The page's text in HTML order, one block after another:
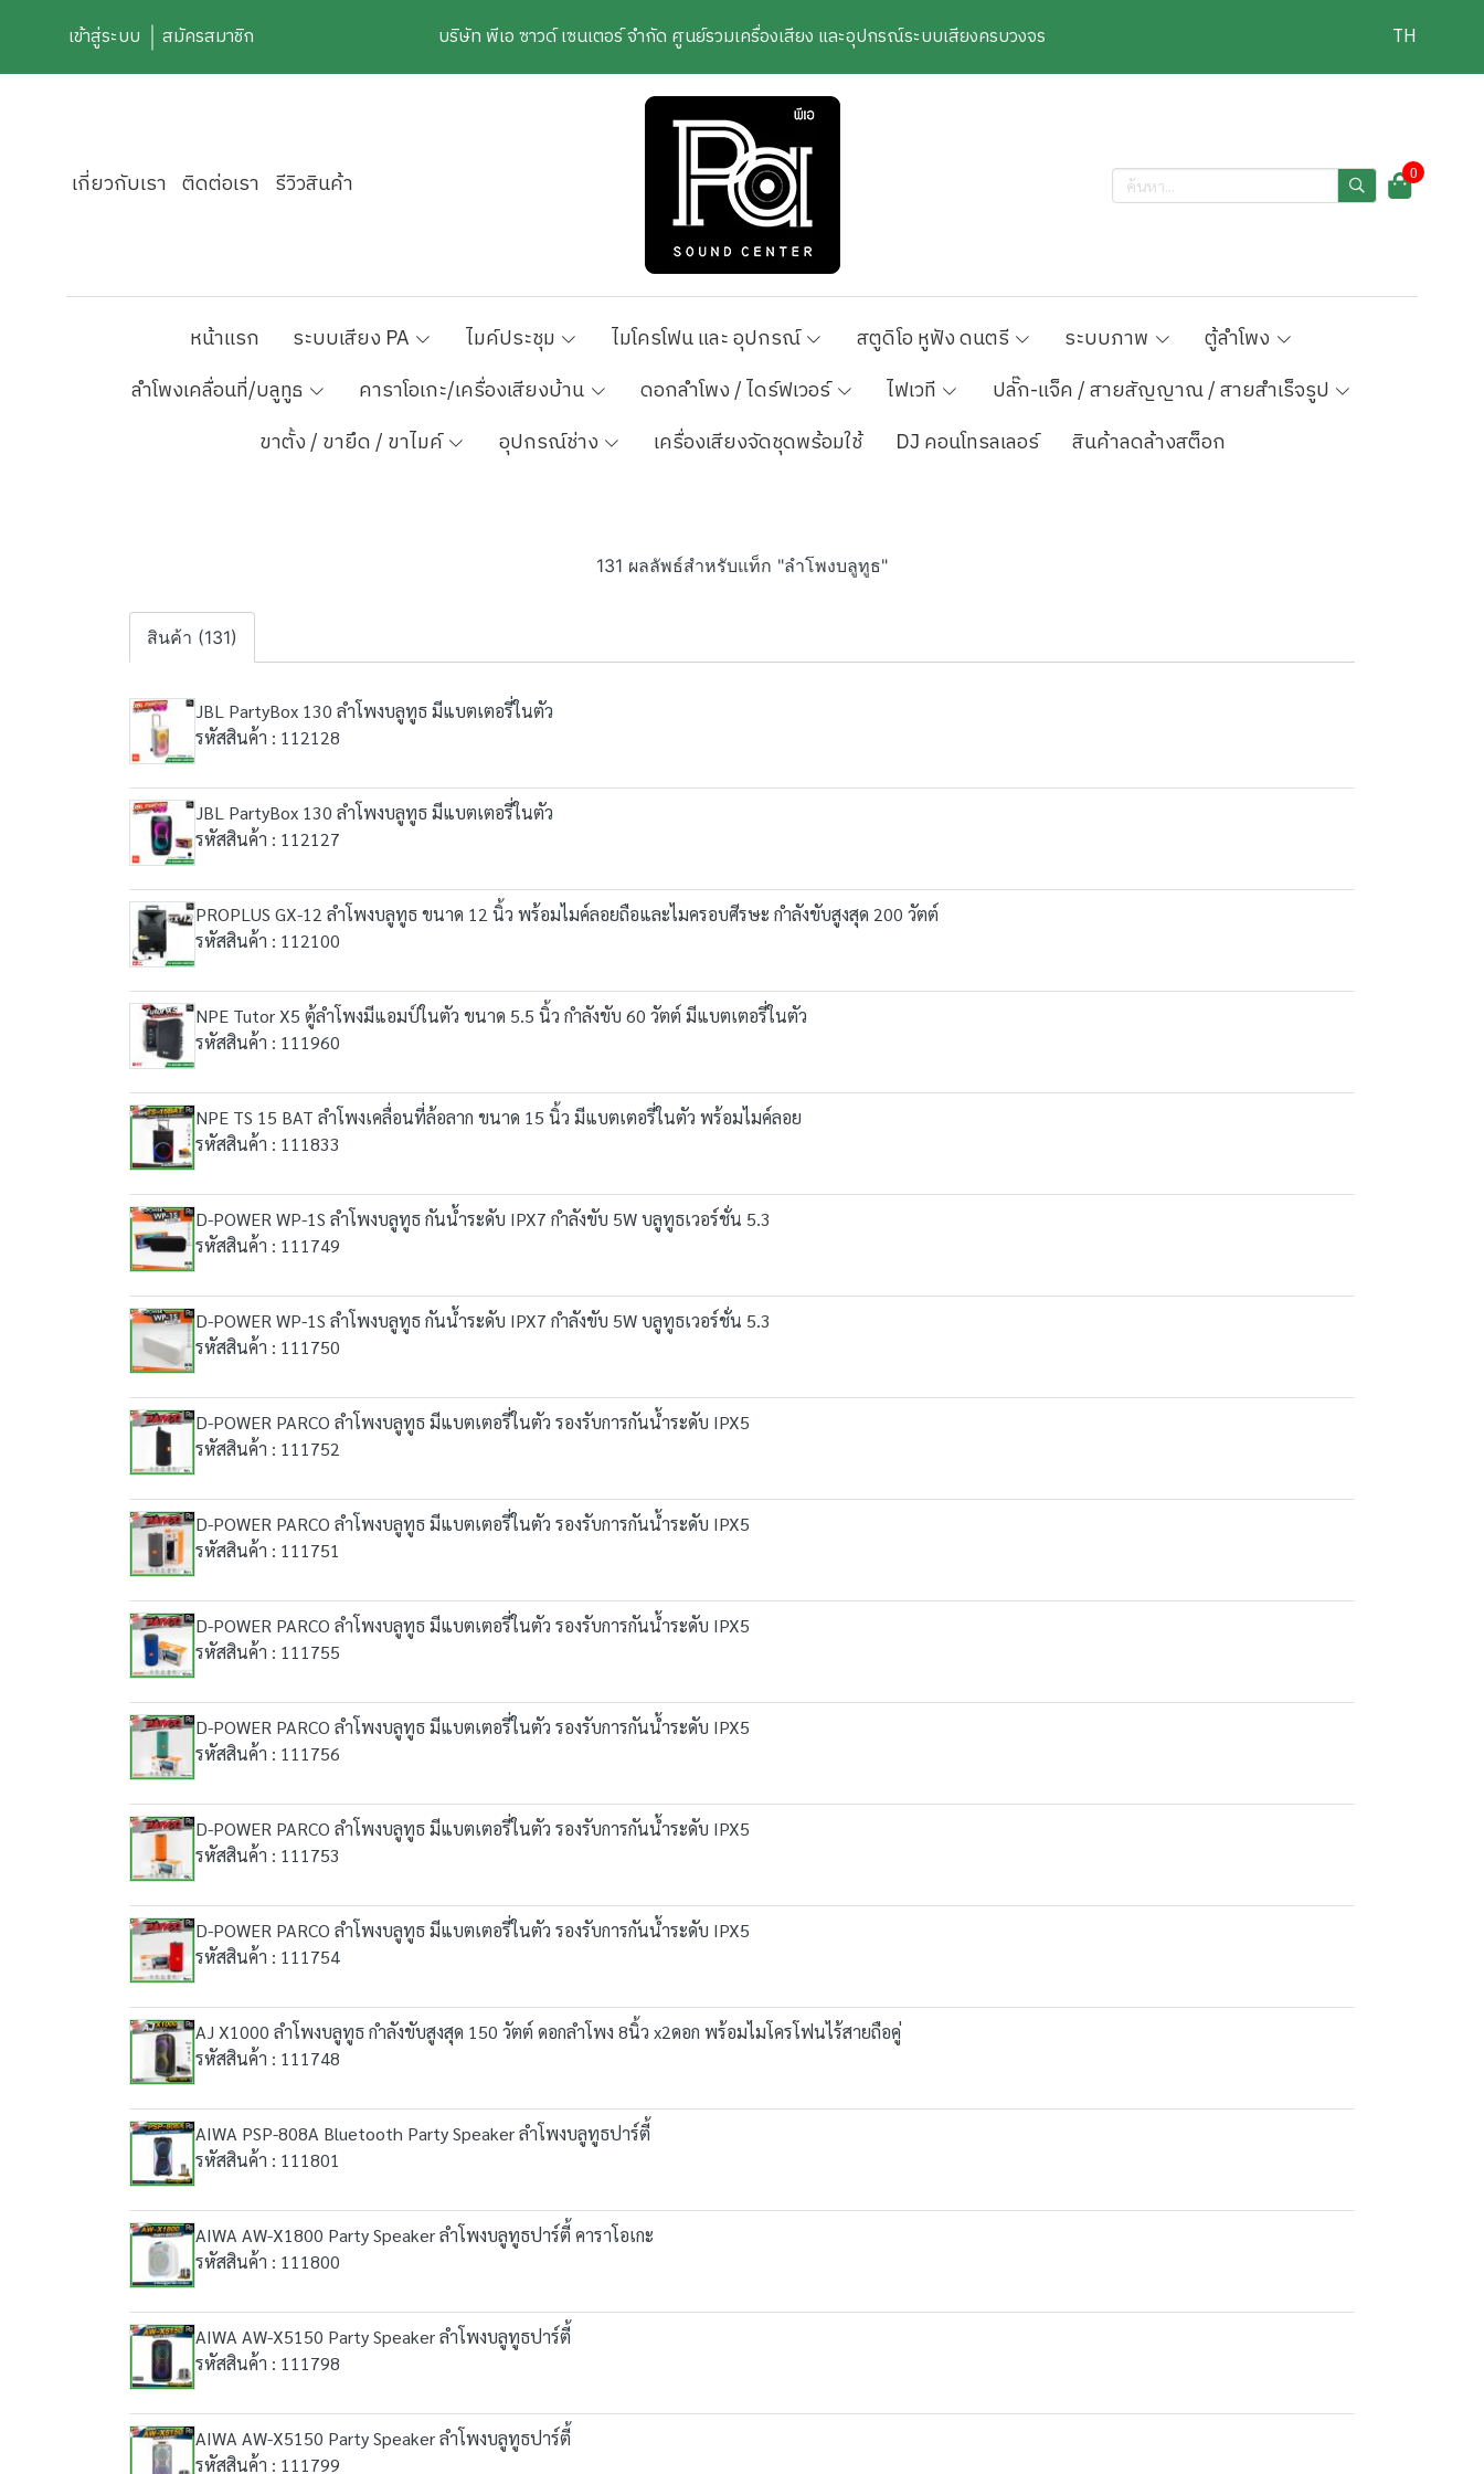
เข้าสู่ระบบ สมัครสมาชิก บริษัท พีเอ ซาวด์ เซนเตอร์ จำกัด ศูนย์รวมเครื่องเสียง และอุปกรณ์ระบบเสียงครบวงจร TH
เกี่ยวกับเรา ติดต่อเรา รีวิวสินค้า 0
หน้าแรก ระบบเสียง PA ไมค์ประชุม ไมโครโฟน และ อุปกรณ์ สตูดิโอ หูฟัง ดนตรี ระบบภาพ
ตู้ลำโพง
ลำโพงเคลื่อนที่/บลูทูธ
คาราโอเกะ/เครื่องเสียงบ้าน ดอกลำโพง / ไดร์ฟเวอร์ ไฟเวที
ปลั๊ก-แจ็ค / สายสัญญาณ / สายสำเร็จรูป
ขาตั้ง / ขายึด / ขาไมค์
อุปกรณ์ช่าง เครื่องเสียงจัดชุดพร้อมใช้ DJ คอนโทรลเลอร์ สินค้าลดล้างสต็อก
131 ผลลัพธ์สำหรับแท็ก "ลำโพงบลูทูธ"
สินค้า (131)
JBL PartyBox 130 ลำโพงบลูทูธ มีแบตเตอรี่ในตัว
รหัสสินค้า : 112128
JBL PartyBox 130 ลำโพงบลูทูธ มีแบตเตอรี่ในตัว
รหัสสินค้า : 112127
PROPLUS GX-12 ลำโพงบลูทูธ ขนาด 12 นิ้ว พร้อมไมค์ลอยถือและไมครอบศีรษะ กำลังขับสูงสุด 200 วัตต์
รหัสสินค้า : 112100
NPE Tutor X5 ตู้ลำโพงมีแอมป์ในตัว ขนาด 5.5 นิ้ว กำลังขับ 60 วัตต์ มีแบตเตอรี่ในตัว
รหัสสินค้า : 111960
NPE TS 15 BAT ลำโพงเคลื่อนที่ล้อลาก ขนาด 15 นิ้ว มีแบตเตอรี่ในตัว พร้อมไมค์ลอย
รหัสสินค้า : 111833
D-POWER WP-1S ลำโพงบลูทูธ กันน้ำระดับ IPX7 กำลังขับ 5W บลูทูธเวอร์ชั่น 5.3
รหัสสินค้า : 111749
D-POWER WP-1S ลำโพงบลูทูธ กันน้ำระดับ IPX7 กำลังขับ 5W บลูทูธเวอร์ชั่น 5.3
รหัสสินค้า : 111750
D-POWER PARCO ลำโพงบลูทูธ มีแบตเตอรี่ในตัว รองรับการกันน้ำระดับ IPX5
รหัสสินค้า : 111752
D-POWER PARCO ลำโพงบลูทูธ มีแบตเตอรี่ในตัว รองรับการกันน้ำระดับ IPX5
รหัสสินค้า : 111751
D-POWER PARCO ลำโพงบลูทูธ มีแบตเตอรี่ในตัว รองรับการกันน้ำระดับ IPX5
รหัสสินค้า : 111755
D-POWER PARCO ลำโพงบลูทูธ มีแบตเตอรี่ในตัว รองรับการกันน้ำระดับ IPX5
รหัสสินค้า : 111756
D-POWER PARCO ลำโพงบลูทูธ มีแบตเตอรี่ในตัว รองรับการกันน้ำระดับ IPX5
รหัสสินค้า : 111753
D-POWER PARCO ลำโพงบลูทูธ มีแบตเตอรี่ในตัว รองรับการกันน้ำระดับ IPX5
รหัสสินค้า : 111754
AJ X1000 ลำโพงบลูทูธ กำลังขับสูงสุด 150 วัตต์ ดอกลำโพง 8นิ้ว x2ดอก พร้อมไมโครโฟนไร้สายถือคู่
รหัสสินค้า : 111748
AIWA PSP-808A Bluetooth Party Speaker ลำโพงบลูทูธปาร์ตี้
รหัสสินค้า : 111801
AIWA AW-X1800 Party Speaker ลำโพงบลูทูธปาร์ตี้ คาราโอเกะ
รหัสสินค้า : 111800
AIWA AW-X5150 Party Speaker ลำโพงบลูทูธปาร์ตี้
รหัสสินค้า : 111798
AIWA AW-X5150 Party Speaker ลำโพงบลูทูธปาร์ตี้
รหัสสินค้า : 111799